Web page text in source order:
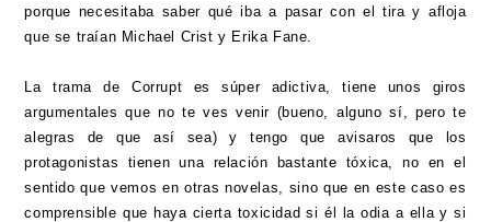
porque necesitaba saber qué iba a pasar con el tira y afloja
que se traían Michael Crist y Erika Fane.
La trama de Corrupt es súper adictiva, tiene unos giros
argumentales que no te ves venir (bueno, alguno sí, pero te
alegras de que así sea) y tengo que avisaros que los
protagonistas tienen una relación bastante tóxica, no en el
sentido que vemos en otras novelas, sino que en este caso es
comprensible que haya cierta toxicidad si él la odia a ella y si